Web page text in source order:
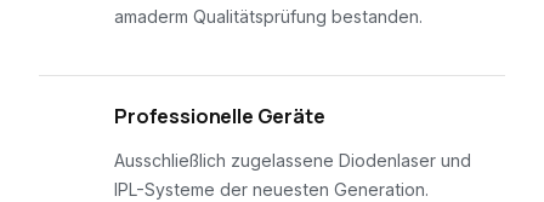
amaderm Qualitätsprüfung bestanden.
Professionelle Geräte
Ausschließlich zugelassene Diodenlaser und
IPL-Systeme der neuesten Generation.